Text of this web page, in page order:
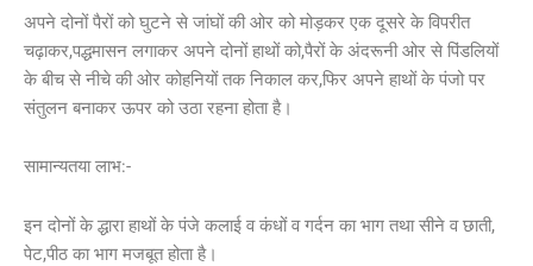
अपने दोनों पैरों को घुटने से जांघों की ओर को मोड़कर एक दूसरे के विपरीत
चढ़ाकर,पद्धमासन लगाकर अपने दोनों हाथों को,पैरों के अंदरूनी ओर से पिंडलियों
के बीच से नीचे की ओर कोहनियों तक निकाल कर,फिर अपने हाथों के पंजो पर
संतुलन बनाकर ऊपर को उठा रहना होता है।
सामान्यतया लाभ:-
इन दोनों के द्धारा हाथों के पंजे कलाई व कंधों व गर्दन का भाग तथा सीने व छाती,
पेट,पीठ का भाग मजबूत होता है।